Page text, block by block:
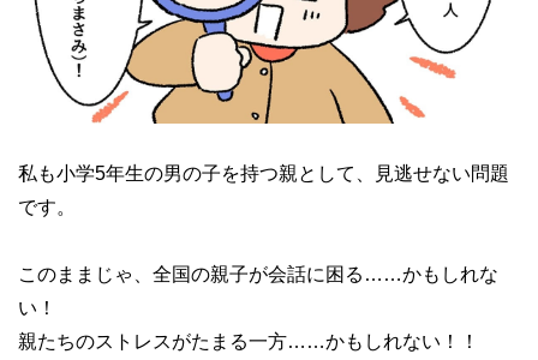
私も小学5年生の男の子を持つ親として、見逃せない問題
です。
このままじゃ、全国の親子が会話に困る……かもしれな
い！
親たちのストレスがたまる一方……かもしれない！！